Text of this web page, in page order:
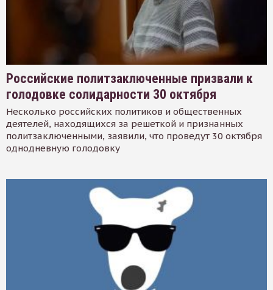
Российские политзаключенные призвали к
голодовке солидарности 30 октября
Несколько российских политиков и общественных
деятелей, находящихся за решеткой и признанных
политзаключенными, заявили, что проведут 30 октября
однодневную голодовку